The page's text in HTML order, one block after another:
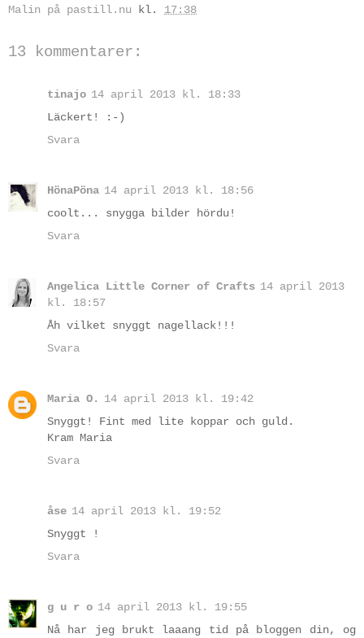
Malin på pastill.nu kl. 17:38
13 kommentarer:
tinajo 14 april 2013 kl. 18:33
Läckert! :-)
Svara
HönaPöna 14 april 2013 kl. 18:56
coolt... snygga bilder hördu!
Svara
Angelica Little Corner of Crafts 14 april 2013
kl. 18:57
Åh vilket snyggt nagellack!!!
Svara
Maria O.
14 april 2013 kl. 19:42
Snyggt! Fint med lite koppar och guld.
Kram Maria
Svara
åse 14 april 2013 kl. 19:52
Snyggt !
Svara
g u r o 14 april 2013 kl. 19:55
Nå har jeg brukt laaang tid på bloggen din, og